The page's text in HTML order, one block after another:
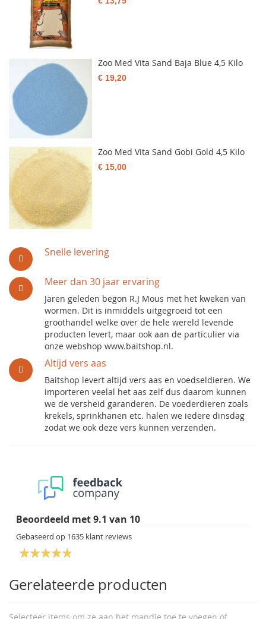
Snelle levering
Meer dan 30 jaar ervaring
Jaren geleden begon R.J Mous met het kweken van
wormen. Dit is inmiddels uitgegroeid tot een
groothandel welke over de hele wereld levende
producten levert, maar ook aan de particulier via
onze webshop www.baitshop.nl.
Altijd vers aas
Baitshop levert altijd vers aas en voedseldieren. We
importeren veelal het aas zelf dus daarom kunnen
we de versheid garanderen. De voederdieren zoals
krekels, sprinkhanen etc. halen we iedere dinsdag
zodat we ook deze vers kunnen verzenden.
Beoordeeld met9.1 van 10
Gebaseerd op 1635 klant reviews
Gerelateerde producten
Zoo Med Vita Sand Baja Blue 4,5 Kilo
€ 19,20
Zoo Med Vita Sand Gobi Gold 4,5 Kilo
€ 15,00